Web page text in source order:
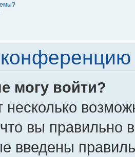
могу войти?
несколько
вы правильно
введены